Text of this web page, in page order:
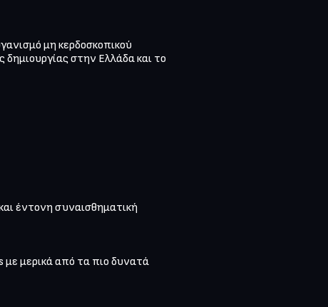
μη κερδοσκοπικού
στην Ελλάδα και το
έντονη συναισθηματική
με μερικά από τα πιο δυνατά